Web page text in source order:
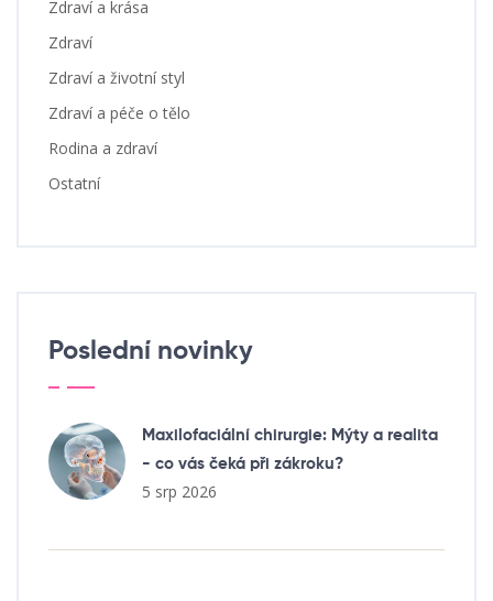
Zdraví a krása
Zdraví
Zdraví a životní styl
Zdraví a péče o tělo
Rodina a zdraví
Ostatní
Poslední novinky
Maxilofaciální chirurgie: Mýty a realita
- co vás čeká při zákroku?
5 srp 2026